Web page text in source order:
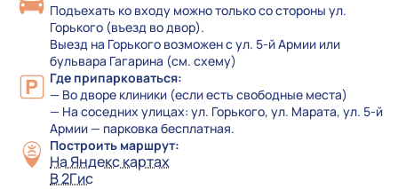
Подъехать ко входу можно только со стороны ул.
Горького (въезд во двор).
Выезд на Горького возможен с ул. 5-й Армии или
бульвара Гагарина (см. схему)
Где припарковаться:
— Во дворе клиники (если есть свободные места)
— На соседних улицах: ул. Горького, ул. Марата, ул. 5-й
Армии — парковка бесплатная.
Построить маршрут:
На Яндекс картах
В 2Гис